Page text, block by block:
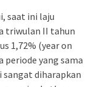
saat ini laju
triwulan II tahun
1,72% (year on
periode yang sama
sangat diharapkan